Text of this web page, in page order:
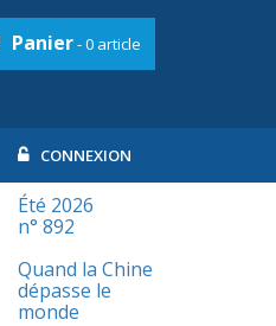
Panier- 0 article
CONNEXION
Été 2026
n° 892
Quand la Chine
dépasse le
monde